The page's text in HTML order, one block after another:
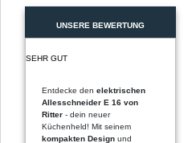
UNSERE BEWERTUNG
SEHR GUT
Entdecke den elektrischen
Allesschneider E 16 von
Ritter- dein neuer
Küchenheld! Mit seinem
kompakten Design und